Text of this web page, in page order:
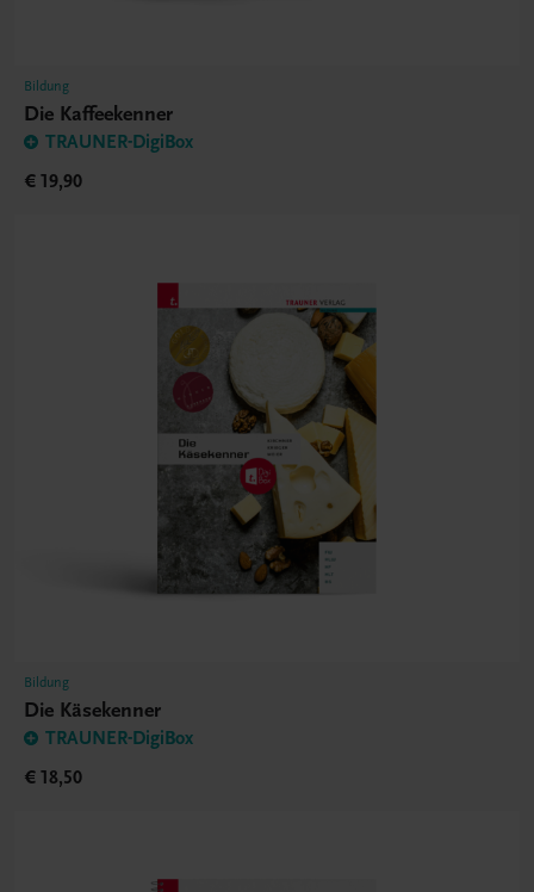
Bildung
Die Kaffeekenner
TRAUNER-DigiBox
€ 19,90
Bildung
Die Käsekenner
TRAUNER-DigiBox
€ 18,50